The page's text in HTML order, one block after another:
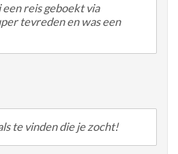
reis geboekt via
tevreden en was een
te vinden die je zocht!